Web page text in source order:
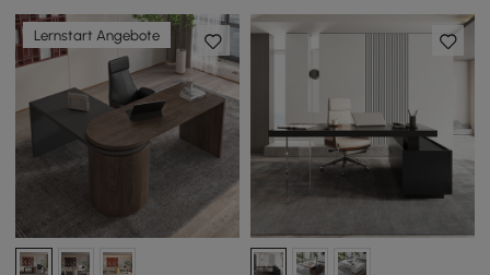
Lernstart Angebote